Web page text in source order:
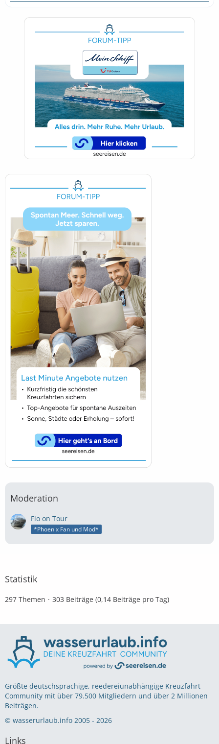
Moderation
Flo on Tour
*Phoenix Fan und Mod*
Statistik
297 Themen 303 Beiträge (0,14 Beiträge pro Tag)
Größte deutschsprachige, reedereiunabhängige Kreuzfahrt
Community mit über 79.500 Mitgliedern und über 2 Millionen
Beiträgen.
© wasserurlaub.info 2005 - 2026
Links